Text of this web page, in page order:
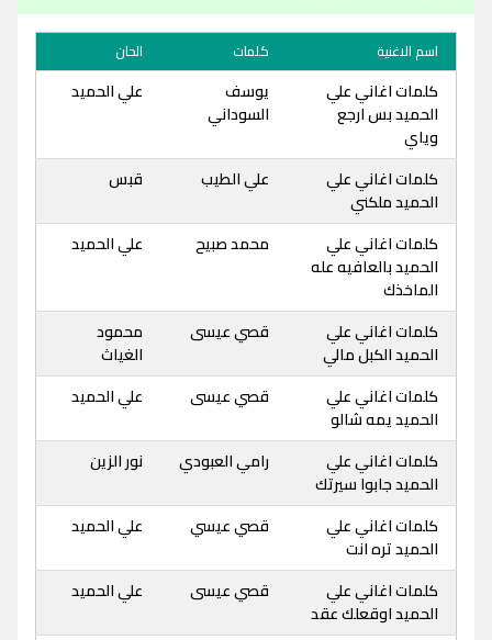
اسم الاغنية كلمات الحان
كلمات اغاني علي
الحميد بس ارجع
وياي
يوسف
السوداني
علي الحميد
كلمات اغاني علي
الحميد ملكني
علي الطيب قبس
كلمات اغاني علي
الحميد بالعافيه عله
الماخذك
محمد صبيح علي الحميد
كلمات اغاني علي
الحميد الكبل مالي
قصي عيسى
محمود
الغياث
كلمات اغاني علي
الحميد يمه شالو
قصي عيسى علي الحميد
كلمات اغاني علي
الحميد جابوا سيرتك
رامي العبودي نور الزين
كلمات اغاني علي
الحميد تره انت
قصي عيسي علي الحميد
كلمات اغاني علي
الحميد اوقعلك عقد
قصي عيسى علي الحميد